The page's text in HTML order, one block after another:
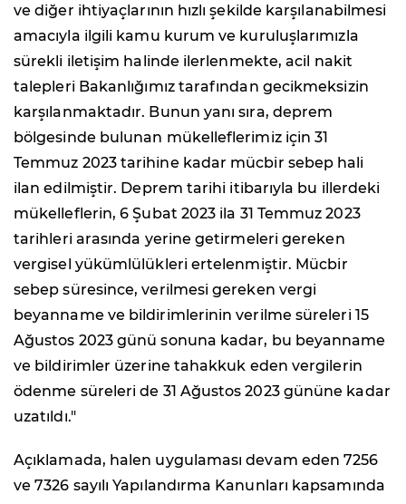
ve diğer ihtiyaçlarının hızlı şekilde karşılanabilmesi
amacıyla ilgili kamu kurum ve kuruluşlarımızla
sürekli iletişim halinde ilerlenmekte, acil nakit
talepleri Bakanlığımız tarafından gecikmeksizin
karşılanmaktadır. Bunun yanı sıra, deprem
bölgesinde bulunan mükelleflerimiz için 31
Temmuz 2023 tarihine kadar mücbir sebep hali
ilan edilmiştir. Deprem tarihi itibarıyla bu illerdeki
mükelleflerin, 6 Şubat 2023 ila 31 Temmuz 2023
tarihleri arasında yerine getirmeleri gereken
vergisel yükümlülükleri ertelenmiştir. Mücbir
sebep süresince, verilmesi gereken vergi
beyanname ve bildirimlerinin verilme süreleri 15
Ağustos 2023 günü sonuna kadar, bu beyanname
ve bildirimler üzerine tahakkuk eden vergilerin
ödenme süreleri de 31 Ağustos 2023 gününe kadar
uzatıldı."
Açıklamada, halen uygulaması devam eden 7256
ve 7326 sayılı Yapılandırma Kanunları kapsamında